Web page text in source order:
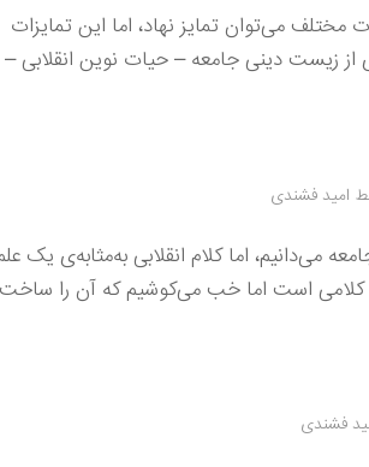
می‌توان تمایز نهاد، اما این تمایزات
زیست دینی جامعه – حیات نوین انقلابی –
امید فشندی
می‌دانیم، اما کلام انقلابی به‌مثابه‌ی یک
کلامی است اما خب می‌کوشیم که آن را ساخت
فشندی